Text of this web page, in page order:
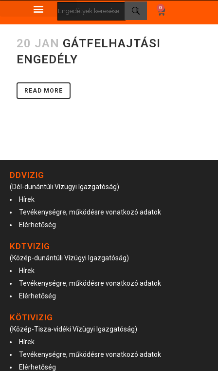
0
20 JAN GÁTFELHAJTÁSI
ENGEDÉLY
READ MORE
DDVIZIG
(Dél-dunántúli Vízügyi Igazgatóság)
Hírek
Tevékenységre, működésre vonatkozó adatok
Elérhetőség
KDTVIZIG
(Közép-dunántúli Vízügyi Igazgatóság)
Hírek
Tevékenységre, működésre vonatkozó adatok
Elérhetőség
KÖTIVIZIG
(Közép-Tisza-vidéki Vízügyi Igazgatóság)
Hírek
Tevékenységre, működésre vonatkozó adatok
Elérhetőség